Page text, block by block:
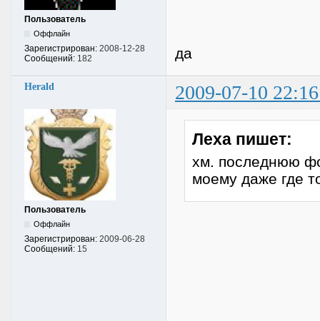
Пользователь
Оффлайн
Зарегистрирован: 2008-12-28
Сообщений: 182 да
Herald 2009-07-10
Пользователь
Оффлайн
Зарегистрирован: 2009-06-28
Сообщений: 15
Леха пишет:
хм. последнюю
моему даже где